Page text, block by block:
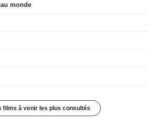
monde
films à venir les plus consultés